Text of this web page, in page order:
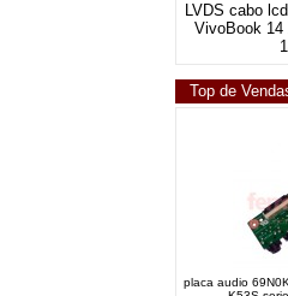
LVDS cabo
VivoBook 14
Top de
K53S